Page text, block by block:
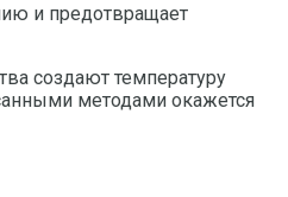
и предотвращает
создают температуру
методами окажется